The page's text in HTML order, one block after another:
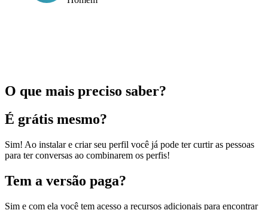
O que mais preciso saber?
É grátis mesmo?
Sim! Ao instalar e criar seu perfil você já pode ter curtir as pessoas
para ter conversas ao combinarem os perfis!
Tem a versão paga?
Sim e com ela você tem acesso a recursos adicionais para encontrar